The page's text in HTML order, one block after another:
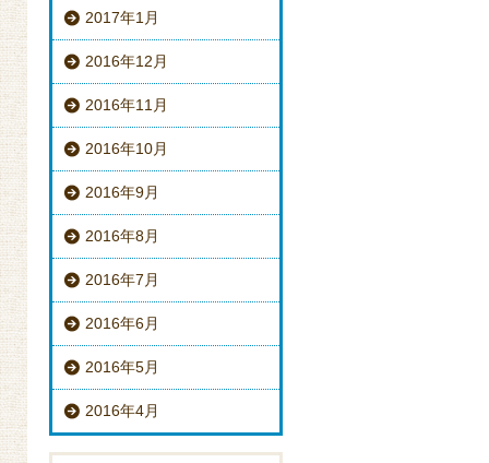
2017年1月
2016年12月
2016年11月
2016年10月
2016年9月
2016年8月
2016年7月
2016年6月
2016年5月
2016年4月